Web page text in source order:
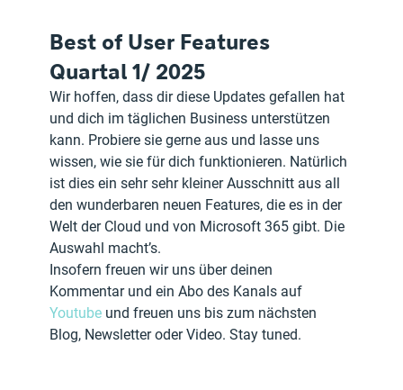
Best of User Features
Quartal 1/ 2025
Wir hoffen, dass dir diese Updates gefallen hat
und dich im täglichen Business unterstützen
kann. Probiere sie gerne aus und lasse uns
wissen, wie sie für dich funktionieren. Natürlich
ist dies ein sehr sehr kleiner Ausschnitt aus all
den wunderbaren neuen Features, die es in der
Welt der Cloud und von Microsoft 365 gibt. Die
Auswahl macht’s.
Insofern freuen wir uns über deinen
Kommentar und ein Abo des Kanals auf
Youtube und freuen uns bis zum nächsten
Blog, Newsletter oder Video. Stay tuned.